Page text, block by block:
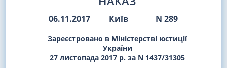
06.11.2017 Київ N 289
Зареєстровано в Міністерстві юстиції
України
27 листопада 2017 р. за N 1437/31305